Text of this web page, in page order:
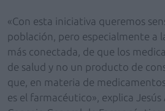
«Con esta iniciativa queremos
población, pero especialmente a
más conectada, de que los
de salud y no un producto de
que, en materia de
es el farmacéutico», explica